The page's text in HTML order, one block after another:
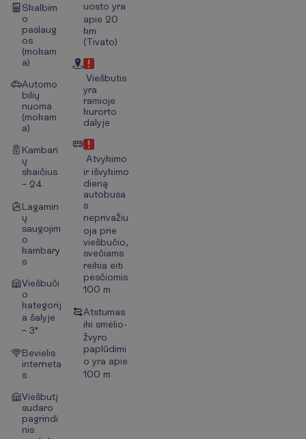
Skalbim
o
paslaug
os
(mokam
a)
Automo
bilių
nuoma
(mokam
a)
Kambari
ų
skaičius
– 24
Lagamin
ų
saugojim
o
kambary
s
Viešbuči
o
kategorij
a šalyje
– 3*
Bevielis
interneta
s
Viešbutį
sudaro
pagrindi
nis
uosto yra
apie 20
km
(Tivato)
Viešbutis
yra
ramioje
kurorto
dalyje
Atvykimo
ir išvykimo
dieną
autobusa
s
neprivažiu
oja prie
viešbučio,
svečiams
reikia eiti
pėsčiomis
100 m
Atstumas
iki smėlio-
žvyro
paplūdimi
o yra apie
100 m